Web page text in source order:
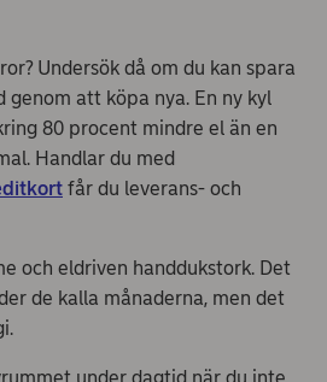
Undersök då om du kan spara
genom att köpa nya. En ny kyl
80 procent mindre el än en
Handlar du med
får du leverans- och
och eldriven handdukstork. Det
de kalla månaderna, men det